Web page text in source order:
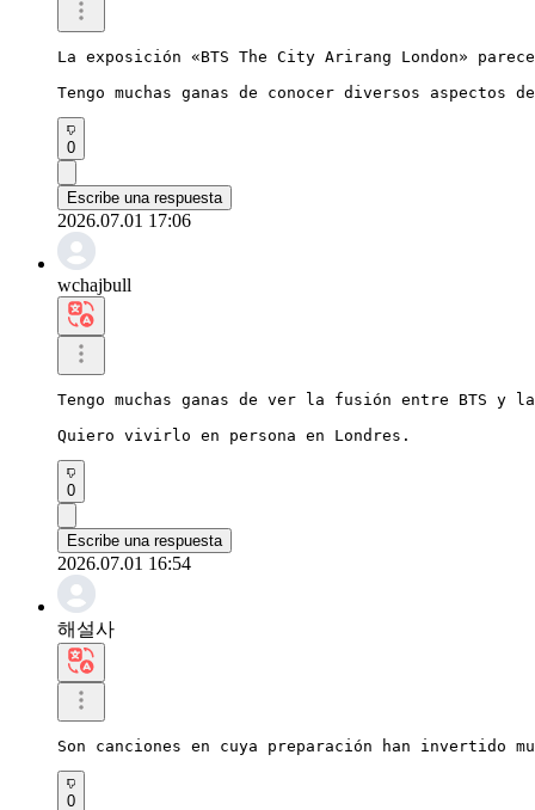
La exposición «BTS The City Arirang London»
Tengo muchas ganas de conocer diversos aspectos
0
Escribe una respuesta
2026.07.01 17:06
wchajbull
Tengo muchas ganas de ver la fusión entre BTS y
Quiero vivirlo en persona en Londres.
0
Escribe una respuesta
2026.07.01 16:54
해설사
Son canciones en cuya preparación han invertido
0